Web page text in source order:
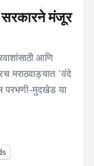
सरकारने मंजूर
आणि
मराठवाड्यात ‘वंदे
परभणी-मुदखेड या